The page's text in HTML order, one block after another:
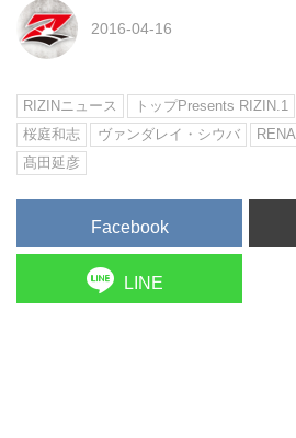
2016-04-16
RIZINニュース トップPresents RIZIN.1
桜庭和志
ヴァンダレイ・シウバ RENA
髙田延彦
Facebook
LINE